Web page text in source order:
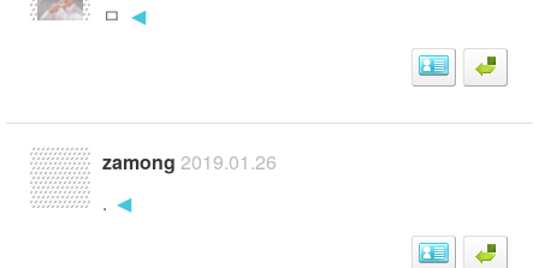
ㅁ ◀
zamong 2019.01.26
. ◀